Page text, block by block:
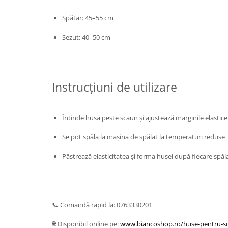
Spătar: 45–55 cm
Șezut: 40–50 cm
Instrucțiuni de utilizare
Întinde husa peste scaun și ajustează marginile elastice
Se pot spăla la mașina de spălat la temperaturi reduse
Păstrează elasticitatea și forma husei după fiecare
📞 Comandă rapid la: 0763330201
🌐 Disponibil online pe:www.biancoshop.ro/huse-pentru-